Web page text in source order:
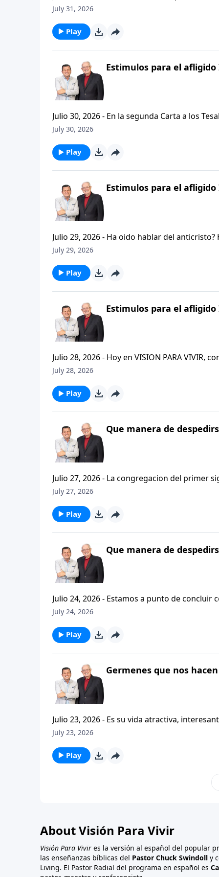
problemas, buscando empaquetar nuestros problemas en
respuestas a nuestros dilemas con esta serie
July 31, 2026
Play
Estimulos para el
Julio 30, 2026 - En la segunda Carta a los
permanezcan firmes y aferrados a las
del mensaje que comenzamos hace un par
July 30, 2026
Play
Estimulos para el
Julio 29, 2026 - Ha oido hablar del
que se refiere la Biblia cuando usa la palabra
capitulo de 2 Tesalonicenses y escuchemos
AFLIGIDO.
July 29, 2026
Play
Estimulos para el afligido
Julio 28, 2026 - Hoy en VISION PARA
CRISTIANISMO FIRME: UN ESTUDIO DE 2
el pastor Carlos A. Zazueta titulo: "ESTIMULOS
July 28, 2026
Play
Que manera de
Julio 27, 2026 - La congregacion del primer
interpersonales cristianas y genuinas. Se afirmaban mutuamente. Daban cuentas de si mismos unos con
que significa desarrollar relaciones
July 27, 2026
Play
Que manera de
Julio 24, 2026 - Estamos a punto de
tesalonicenses titulado: Cristianismo Contagioso. En este escrito vemos una despedida franca. En
a sus hijos espirituales con una bendicion
July 24, 2026
Play
Germenes que nos
Julio 23, 2026 - Es su vida atractiva, interesante o contagiosa? Bienvenido a
Carlos A. Zazueta. Actualmente estamos estudiando la primera carta a los Tesalonicenses, con esta serie
July 23, 2026
Play
About Visión Para Vivir
Visión Para Vivir es la versión al español del popular
las enseñanzas bíblicas del Pastor Chuck Swindoll y
Living. El Pastor Radial del programa en español es